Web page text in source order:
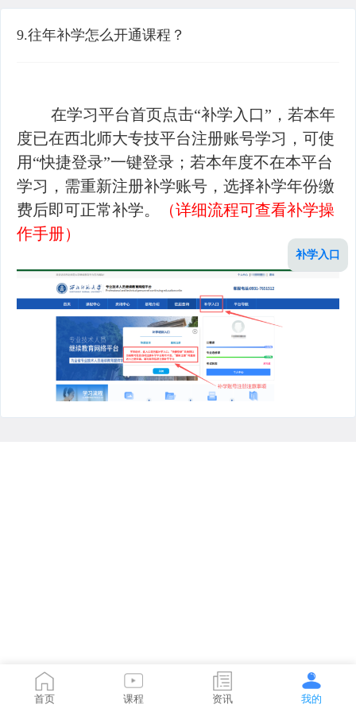
9.往年补学怎么开通课程？
在学习平台首页点击“补学入口”，若本年
度已在西北师大专技平台注册账号学习，可使
用“快捷登录”一键登录；若本年度不在本平台
学习，需重新注册补学账号，选择补学年份缴
费后即可正常补学。
（详细流程可查看补学操
作手册）
补学入口
首页 课程 资讯 我的